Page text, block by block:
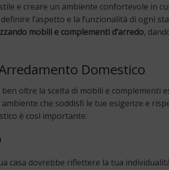
e creare un ambiente confortevole in
l’aspetto e la funzionalità di ogni
mobili e complementi d’arredo,
Domestico
ben oltre la scelta di mobili e complementi
che soddisfi le tue esigenze e
è così importante:
casa dovrebbe riflettere la tua